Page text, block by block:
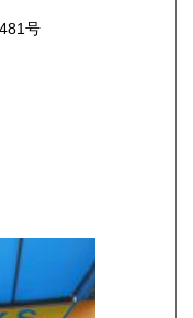
県
号